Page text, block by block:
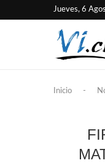
Jueves, 6
Inicio -